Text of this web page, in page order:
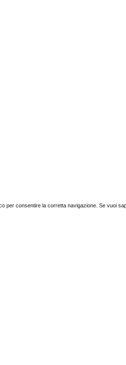
per consentire la corretta navigazione. Se vuoi